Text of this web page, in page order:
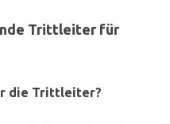
Trittleiter für
die Trittleiter?